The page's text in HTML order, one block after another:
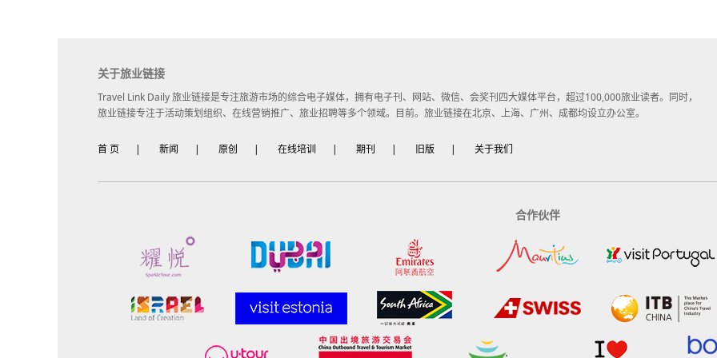
关于旅业链接
Travel Link Daily 旅业链接是专注旅游市场的综合电子媒体，拥有电子刊、网站、微信、会奖刊四大媒体平台，超过100,000旅业读者。同时，
旅业链接专注于活动策划组织、在线营销推广、旅业招聘等多个领域。目前。旅业链接在北京、上海、广州、成都均设立办公室。
首 页 | 新闻 | 原创 | 在线培训 | 期刊 | 旧版 | 关于我们
合作伙伴